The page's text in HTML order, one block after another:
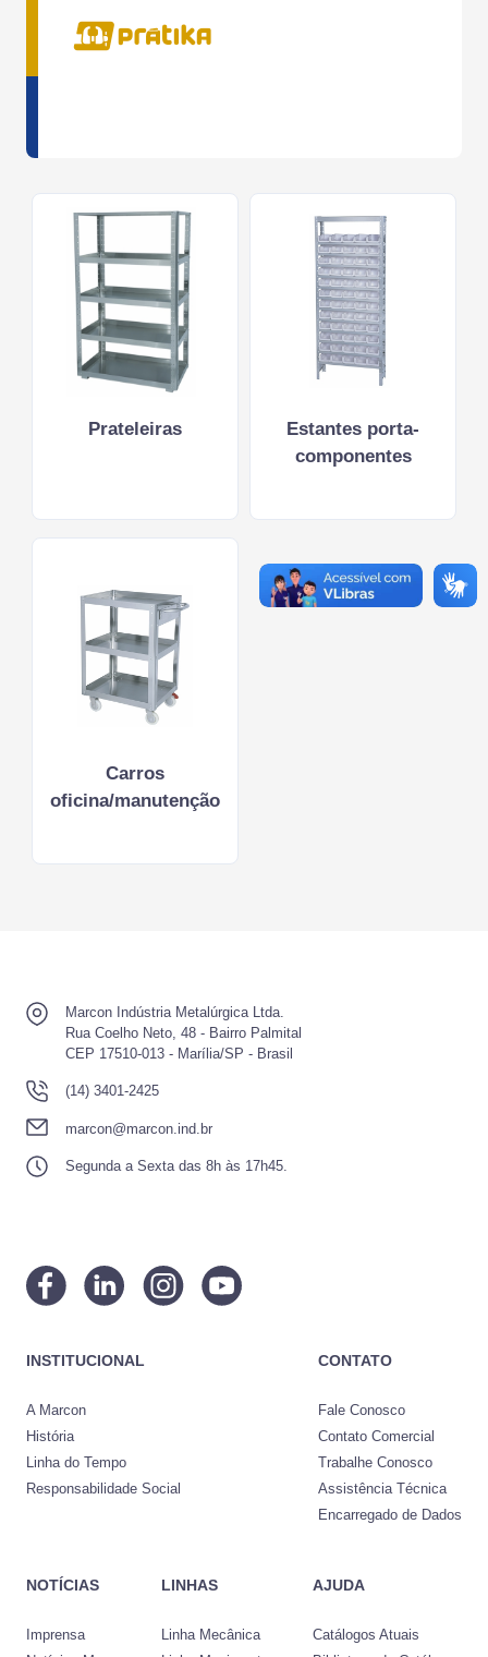
Prateleiras
Estantes porta-
componentes
Carros
oficina/manutenção
Marcon Indústria Metalúrgica Ltda.
Rua Coelho Neto, 48 - Bairro Palmital
CEP 17510-013 - Marília/SP - Brasil
(14) 3401-2425
marcon@marcon.ind.br
Segunda a Sexta das 8h às 17h45.
INSTITUCIONAL
A Marcon
História
Linha do Tempo
Responsabilidade Social
CONTATO
Fale Conosco
Contato Comercial
Trabalhe Conosco
Assistência Técnica
Encarregado de Dados
NOTÍCIAS
Imprensa
LINHAS
Linha Mecânica
AJUDA
Catálogos Atuais